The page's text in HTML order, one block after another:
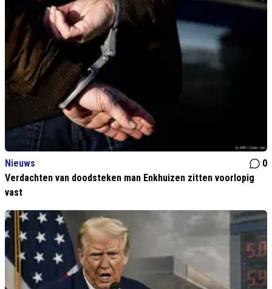
Nieuws
0
Verdachten van doodsteken man Enkhuizen zitten voorlopig
vast